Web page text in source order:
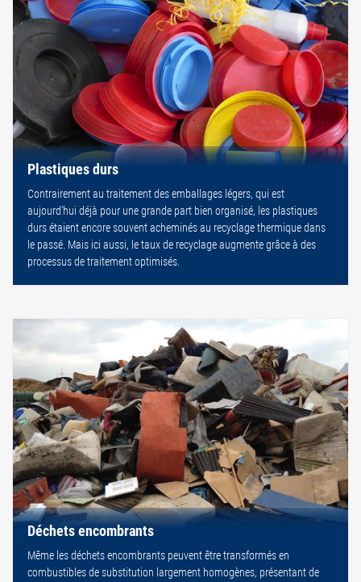
Plastiques durs
Contrairement au traitement des emballages légers, qui est
aujourd’hui déjà pour une grande part bien organisé, les plastiques
durs étaient encore souvent acheminés au recyclage thermique dans
le passé. Mais ici aussi, le taux de recyclage augmente grâce à des
processus de traitement optimisés.
Déchets encombrants
Même les déchets encombrants peuvent être transformés en
combustibles de substitution largement homogènes, présentant de